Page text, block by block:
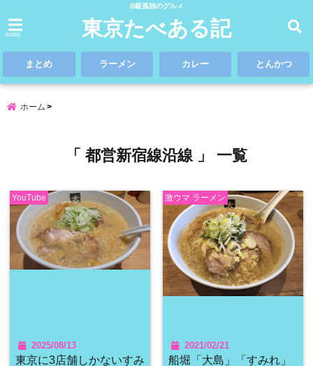
B級孤独のグルメ
menu 東京たべある記
まとめ ラーメン カレー とんかつ
ホーム
「 都営新宿線沿線 」 一覧
YouTube
2025/08/13
東京に3店舗しかないすみ
激ウマ ラーメン
2021/02/21
船堀「大島」「すみれ」